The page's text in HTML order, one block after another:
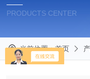
PRODUCTS CENTER
当前位置：首页